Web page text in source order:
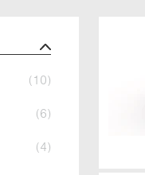
(10)
(6)
(4)